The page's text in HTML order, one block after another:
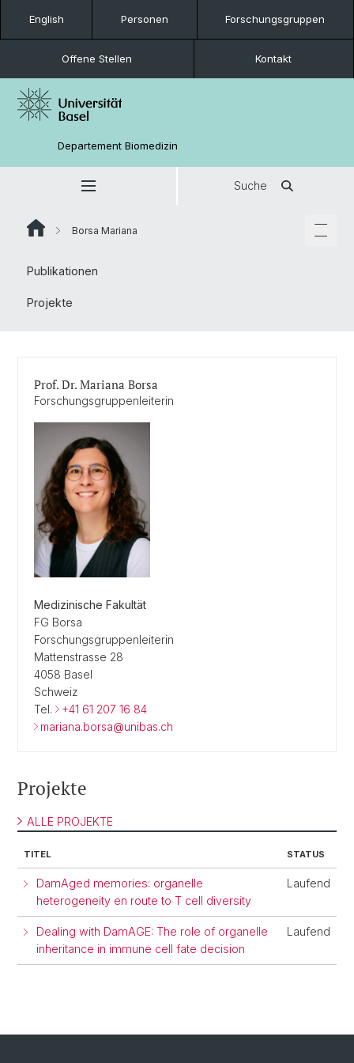
English Personen Forschungsgruppen
Offene Stellen Kontakt
Departement Biomedizin
Suche
Borsa Mariana
Publikationen
Projekte
Prof. Dr. Mariana Borsa
Forschungsgruppenleiterin
Medizinische Fakultät
FG Borsa
Forschungsgruppenleiterin
Mattenstrasse 28
4058 Basel
Schweiz
Tel.
+41 61 207 16 84
mariana.borsa@unibas.ch
Projekte
ALLE PROJEKTE
TITEL STATUS
DamAged memories: organelle
heterogeneity en route to T cell diversity
Laufend
Dealing with DamAGE: The role of organelle
inheritance in immune cell fate decision
Laufend